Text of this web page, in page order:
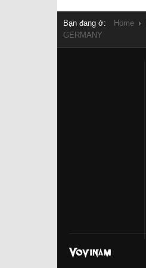
Bạn đang ở: Home
GERMANY